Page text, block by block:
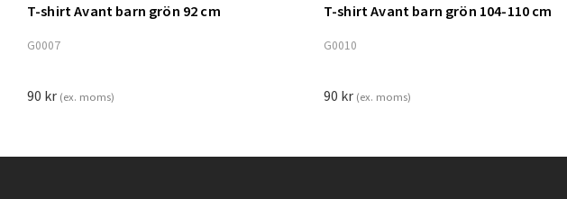
Lägg till i varukorg
T-shirt Avant barn grön 92 cm
G0007
90 kr (ex. moms)
T-shirt Avant barn grön 104-110 cm
G0010
90 kr (ex. moms)